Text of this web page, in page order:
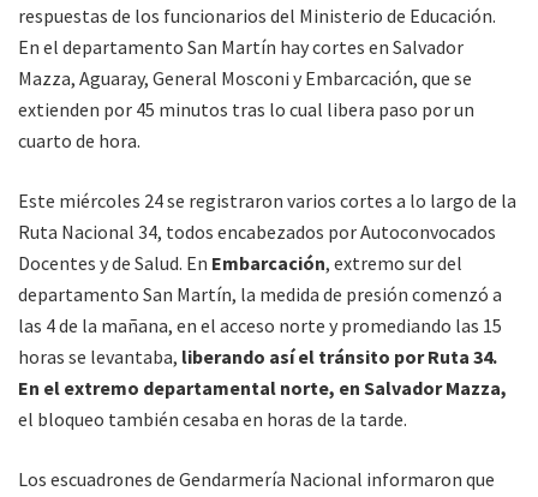
respuestas de los funcionarios del Ministerio de Educación.
En el departamento San Martín hay cortes en Salvador
Mazza, Aguaray, General Mosconi y Embarcación, que se
extienden por 45 minutos tras lo cual libera paso por un
cuarto de hora.
Este miércoles 24 se registraron varios cortes a lo largo de la
Ruta Nacional 34, todos encabezados por Autoconvocados
Docentes y de Salud. En Embarcación, extremo sur del
departamento San Martín, la medida de presión comenzó a
las 4 de la mañana, en el acceso norte y promediando las 15
horas se levantaba, liberando así el tránsito por Ruta 34.
En el extremo departamental norte, en Salvador Mazza,
el bloqueo también cesaba en horas de la tarde.
Los escuadrones de Gendarmería Nacional informaron que